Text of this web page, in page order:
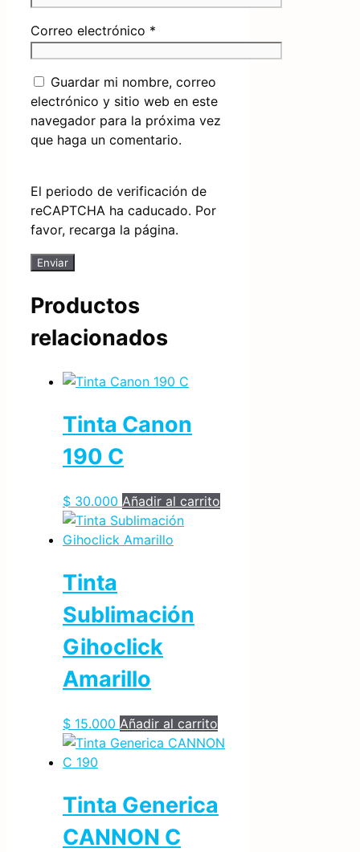
Correo electrónico *
Guardar mi nombre, correo
electrónico y sitio web en este
navegador para la próxima vez
que haga un comentario.
El periodo de verificación de
reCAPTCHA ha caducado. Por
favor, recarga la página.
Productos
relacionados
Tinta Canon
190 C
$ 30.000 Añadir al carrito
Tinta
Sublimación
Gihoclick
Amarillo
$ 15.000 Añadir al carrito
Tinta Generica
CANNON C